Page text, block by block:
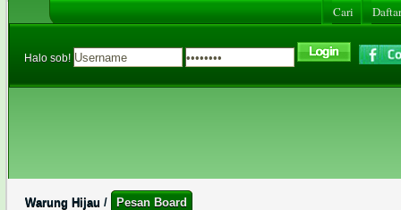
Cari
Halo sob!
Warung Hijau / Pesan Board